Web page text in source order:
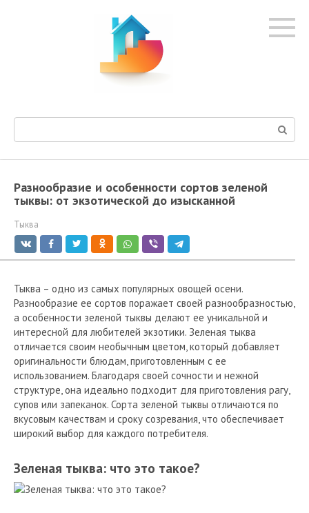
Разнообразие и особенности сортов зеленой
тыквы: от экзотической до изысканной
Тыква
Тыква – одно из самых популярных овощей осени.
Разнообразие ее сортов поражает своей разнообразностью,
а особенности зеленой тыквы делают ее уникальной и
интересной для любителей экзотики. Зеленая тыква
отличается своим необычным цветом, который добавляет
оригинальности блюдам, приготовленным с ее
использованием. Благодаря своей сочности и нежной
структуре, она идеально подходит для приготовления рагу,
супов или запеканок. Сорта зеленой тыквы отличаются по
вкусовым качествам и сроку созревания, что обеспечивает
широкий выбор для каждого потребителя.
Зеленая тыква: что это такое?